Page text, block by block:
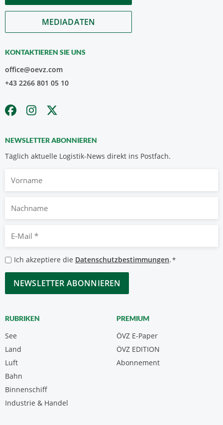
MEDIADATEN
KONTAKTIEREN SIE UNS
office@oevz.com
+43 2266 801 05 10
NEWSLETTER ABONNIEREN
Täglich aktuelle Logistik-News direkt ins Postfach.
Nachname
Mail
*
Datenschutzbestimmungen
*
Ich akzeptiere die Datenschutzbestimmungen.*
CAPTCHA
RUBRIKEN
See
Land
Luft
Bahn
Binnenschiff
Industrie & Handel
PREMIUM
ÖVZ E-Paper
Abonnement
ÖVZ EDITION